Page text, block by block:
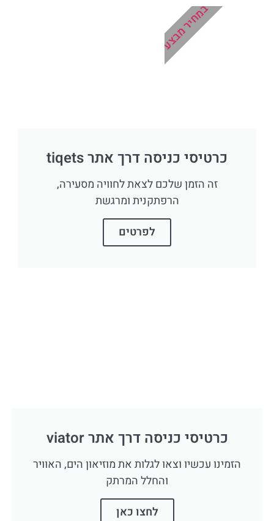
כרטיסי כניסה דרך אתר tiqets
זה הזמן שלכם לצאת לחוויה מסעירה,
הרפתקנית ומרגשת
לפרטים
במחיר מבצע
כרטיסי כניסה דרך אתר viator
הזמינו עכשיו וצאו לגלות את מוזיאון הים, האוויר
והחלל המרתק
לחצו כאן